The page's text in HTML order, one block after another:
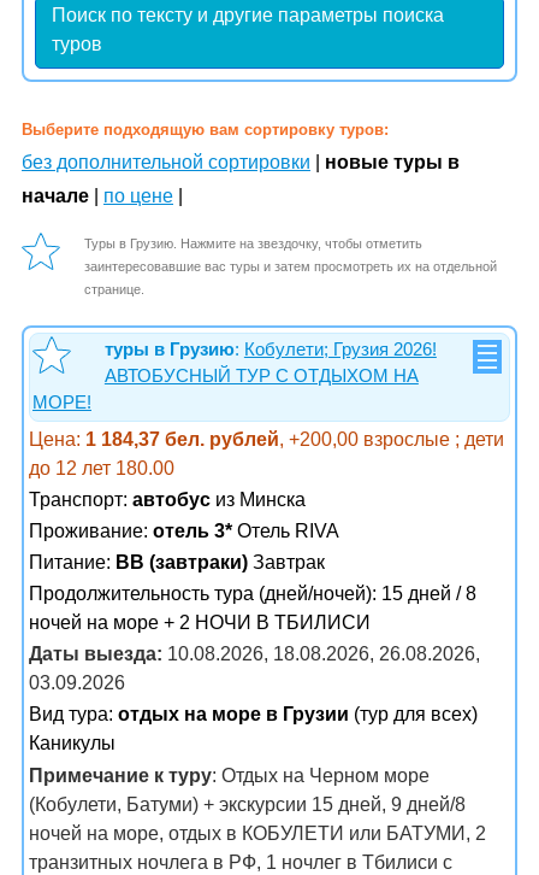
Поиск по тексту и другие параметры поиска
туров
Выберите подходящую вам сортировку туров:
без дополнительной сортировки
новые туры в
начале
по цене
Туры в Грузию. Нажмите на звездочку, чтобы отметить
заинтересовавшие вас туры и затем просмотреть их на отдельной
странице.
туры в Грузию: Кобулети; Грузия 2026!
АВТОБУСНЫЙ ТУР С ОТДЫХОМ НА
МОРЕ!
Цена: 1 184,37 бел. рублей, +200,00 взрослые ; дети
до 12 лет 180.00
Транспорт: автобус из Минска
Проживание: отель 3* Отель RIVA
Питание: BB (завтраки) Завтрак
Продолжительность тура (дней/ночей): 15 дней / 8
ночей на море + 2 НОЧИ В ТБИЛИСИ
Даты выезда: 10.08.2026, 18.08.2026, 26.08.2026,
03.09.2026
Вид тура: отдых на море в Грузии (тур для всех)
Каникулы
Примечание к туру: Отдых на Черном море
(Кобулети, Батуми) + экскурсии 15 дней, 9 дней/8
ночей на море, отдых в КОБУЛЕТИ или БАТУМИ, 2
транзитных ночлега в РФ, 1 ночлег в Тбилиси с